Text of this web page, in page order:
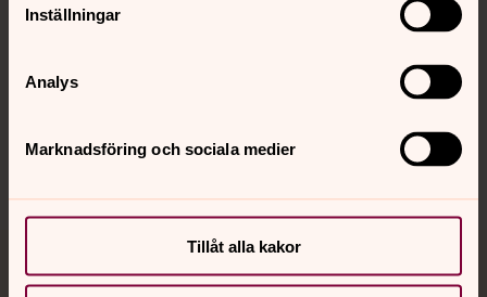
Inställningar
Analys
Marknadsföring och sociala medier
Tillåt alla kakor
Hitta snabbt
Jourhavande präst